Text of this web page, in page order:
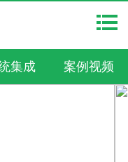
集成 案例视频